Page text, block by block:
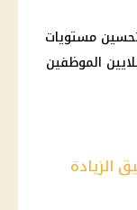
مستويات
الموظفين
الزيادة